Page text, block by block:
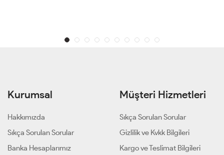
Kurumsal
Hakkımızda
Sıkça Sorulan Sorular
Banka Hesaplarımız
Müşteri Hizmetleri
Sıkça Sorulan Sorular
Gizlilik ve Kvkk Bilgileri
Kargo ve Teslimat Bilgileri